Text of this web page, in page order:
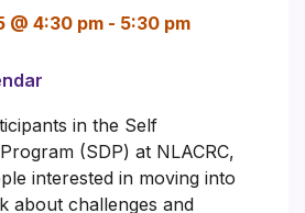
@ 4:30 pm - 5:30 pm
in the Self
(SDP) at NLACRC,
interested in moving into
about challenges and